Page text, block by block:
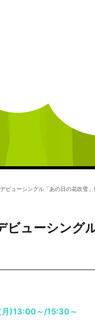
ビューシングル「あの日の花吹雪
ビューシング
)13:00～/15:30～